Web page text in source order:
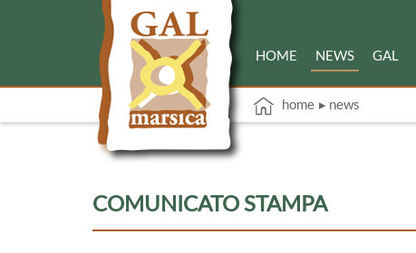
HOME NEWS GAL
home ▸ news
COMUNICATO STAMPA